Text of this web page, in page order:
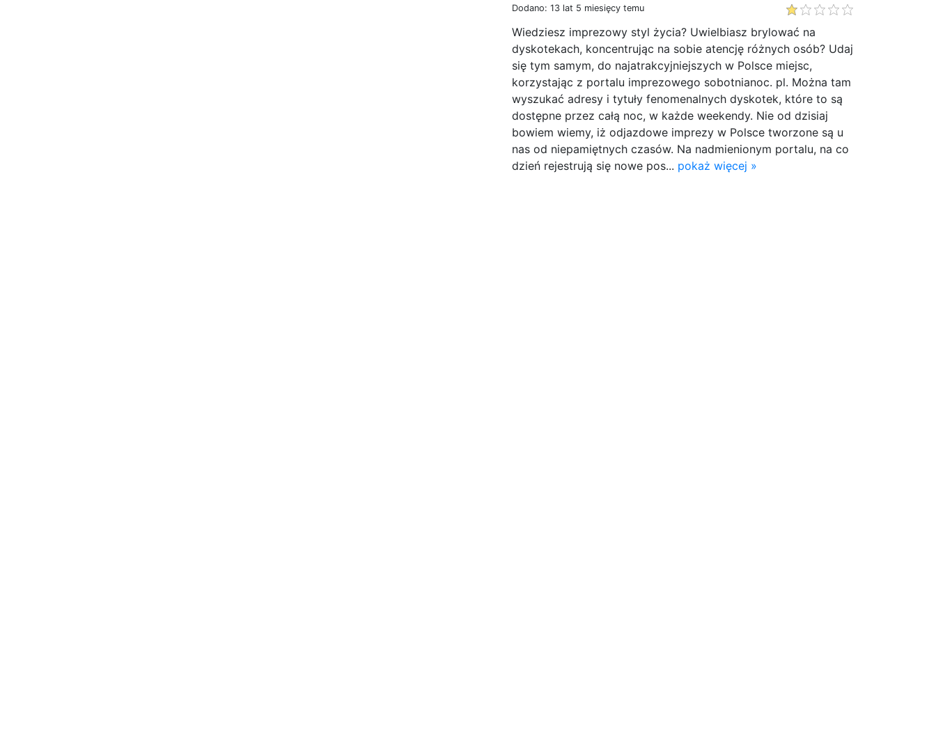
Dodano: 13 lat 5 miesięcy temu
Wiedziesz imprezowy styl życia? Uwielbiasz brylować na
dyskotekach, koncentrując na sobie atencję różnych osób? Udaj
się tym samym, do najatrakcyjniejszych w Polsce miejsc,
korzystając z portalu imprezowego sobotnianoc. pl. Można tam
wyszukać adresy i tytuły fenomenalnych dyskotek, które to są
dostępne przez całą noc, w każde weekendy. Nie od dzisiaj
bowiem wiemy, iż odjazdowe imprezy w Polsce tworzone są u
nas od niepamiętnych czasów. Na nadmienionym portalu, na co
dzień rejestrują się nowe pos... pokaż więcej »